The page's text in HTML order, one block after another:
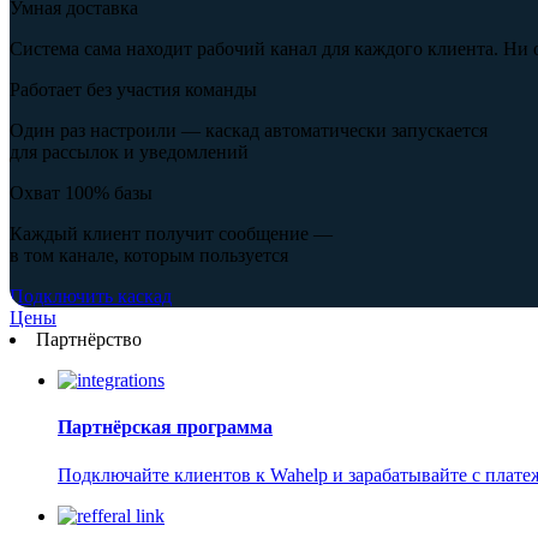
Умная доставка
Система сама находит рабочий канал для каждого клиента. Ни
Работает без участия команды
Один раз настроили — каскад автоматически запускается
для рассылок и уведомлений
Охват 100% базы
Каждый клиент получит сообщение —
в том канале, которым пользуется
Подключить каскад
Цены
Партнёрство
Партнёрская программа
Подключайте клиентов к Wahelp и зарабатывайте с